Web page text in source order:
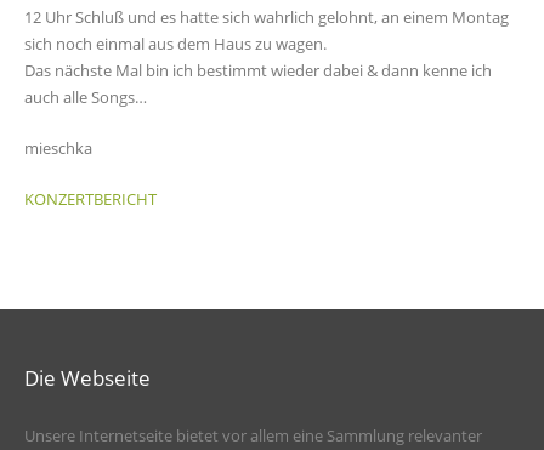
12 Uhr Schluß und es hatte sich wahrlich gelohnt, an einem Montag
sich noch einmal aus dem Haus zu wagen.
Das nächste Mal bin ich bestimmt wieder dabei & dann kenne ich
auch alle Songs…
mieschka
KONZERTBERICHT
Die Webseite
Unsere Internetseite bietet vor allem eine Sammlung relevanter